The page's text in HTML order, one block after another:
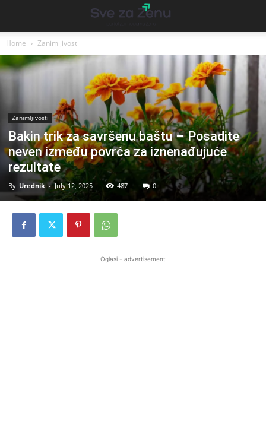
Home Zanimljivosti
Zanimljivosti
Bakin trik za savršenu baštu – Posadite
neven između povrća za iznenađujuće
rezultate
By Urednik - July 12, 2025 487 0
Oglasi - advertisement